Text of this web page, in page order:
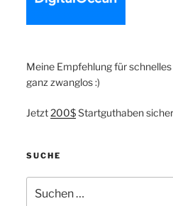
Meine Empfehlung für
ganz zwanglos :)
Jetzt200$Startguthaben
SUCHE
nach: